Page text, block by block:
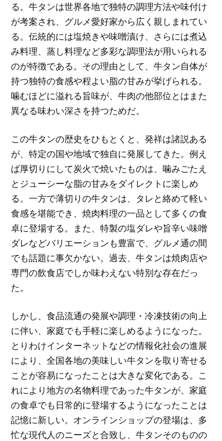
る。牛タンは世界各地で独特の調理方法や味付け
が考案され、グルメ愛好家から広く親しまれてい
る。伝統的には塩焼きや味噌漬け、さらには煮込
み料理、蒸し料理など多彩な調理法が用いられる
のが特徴である。その理由として、牛タン自体が
持つ独特の食感や程よい脂の甘みが挙げられる。
噛むほどに溢れる旨味が、牛肉の他部位とはまた
異なる味わい深さを持つためだ。
この牛タンの歴史をひもとくと、発祥は諸説ある
が、特定の国や地域で独自に発展してきた。例え
ば厚切りにして炭火で焼いたものは、噛みごたえ
とジューシーな脂の甘みをダイレクトに楽しめ
る。一方で薄切りの牛タンは、タレと絡めて軽い
食感を堪能でき、焼肉料理の一品として多くの食
卓に登場する。また、特製の塩ダレや旨辛い味噌
ダレなどバリエーションも豊富で、グルメ通の間
でも話題に事欠かない。過去、牛タンは焼肉店や
専門の飲食店でしか味わえない特別な存在だっ
た。
しかし、食品流通の発展や調理・冷凍技術の向上
に伴い、家庭でも手軽に楽しめるようになった。
とりわけインターネットなどの情報化社会の進展
により、全国各地の美味しい牛タンを取り寄せる
ことが容易になったことは大きな変化である。こ
れにより地方の名物料理であった牛タンが、家庭
の食卓でも日常的に登場するようになったことは
記憶に新しい。オンラインショップの登場は、多
忙な現代人のニーズと合致し、牛タンそのものの